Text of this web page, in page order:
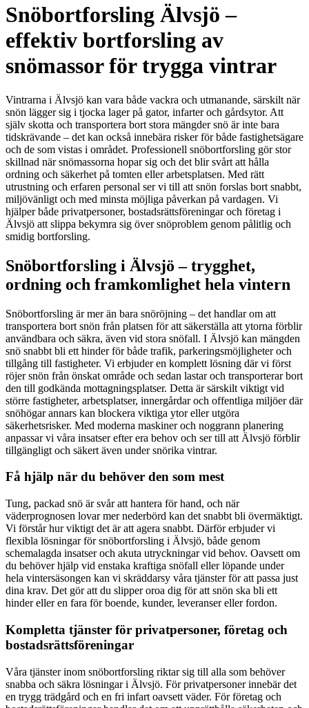
Snöbortforsling Älvsjö –
effektiv bortforsling av
snömassor för trygga vintrar
Vintrarna i Älvsjö kan vara både vackra och utmanande, särskilt när
snön lägger sig i tjocka lager på gator, infarter och gårdsytor. Att
själv skotta och transportera bort stora mängder snö är inte bara
tidskrävande – det kan också innebära risker för både fastighetsägare
och de som vistas i området. Professionell snöbortforsling gör stor
skillnad när snömassorna hopar sig och det blir svårt att hålla
ordning och säkerhet på tomten eller arbetsplatsen. Med rätt
utrustning och erfaren personal ser vi till att snön forslas bort snabbt,
miljövänligt och med minsta möjliga påverkan på vardagen. Vi
hjälper både privatpersoner, bostadsrättsföreningar och företag i
Älvsjö att slippa bekymra sig över snöproblem genom pålitlig och
smidig bortforsling.
Snöbortforsling i Älvsjö – trygghet,
ordning och framkomlighet hela vintern
Snöbortforsling är mer än bara snöröjning – det handlar om att
transportera bort snön från platsen för att säkerställa att ytorna förblir
användbara och säkra, även vid stora snöfall. I Älvsjö kan mängden
snö snabbt bli ett hinder för både trafik, parkeringsmöjligheter och
tillgång till fastigheter. Vi erbjuder en komplett lösning där vi först
röjer snön från önskat område och sedan lastar och transporterar bort
den till godkända mottagningsplatser. Detta är särskilt viktigt vid
större fastigheter, arbetsplatser, innergårdar och offentliga miljöer där
snöhögar annars kan blockera viktiga ytor eller utgöra
säkerhetsrisker. Med moderna maskiner och noggrann planering
anpassar vi våra insatser efter era behov och ser till att Älvsjö förblir
tillgängligt och säkert även under snörika vintrar.
Få hjälp när du behöver den som mest
Tung, packad snö är svår att hantera för hand, och när
väderprognosen lovar mer nederbörd kan det snabbt bli övermäktigt.
Vi förstår hur viktigt det är att agera snabbt. Därför erbjuder vi
flexibla lösningar för snöbortforsling i Älvsjö, både genom
schemalagda insatser och akuta utryckningar vid behov. Oavsett om
du behöver hjälp vid enstaka kraftiga snöfall eller löpande under
hela vintersäsongen kan vi skräddarsy våra tjänster för att passa just
dina krav. Det gör att du slipper oroa dig för att snön ska bli ett
hinder eller en fara för boende, kunder, leveranser eller fordon.
Kompletta tjänster för privatpersoner, företag och
bostadsrättsföreningar
Våra tjänster inom snöbortforsling riktar sig till alla som behöver
snabba och säkra lösningar i Älvsjö. För privatpersoner innebär det
en trygg trädgård och en fri infart oavsett väder. För företag och